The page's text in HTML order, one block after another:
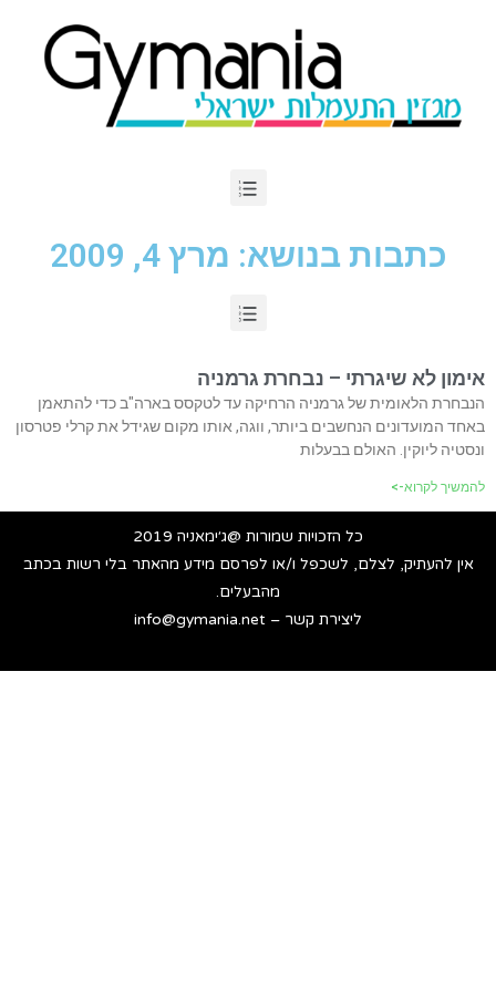
כתבות בנושא: מרץ 4, 2009
אימון לא שיגרתי – נבחרת גרמניה
הנבחרת הלאומית של גרמניה הרחיקה עד לטקסס בארה"ב כדי להתאמן
באחד המועדונים הנחשבים ביותר, ווגה, אותו מקום שגידל את קרלי פטרסון
ונסטיה ליוקין. האולם בבעלות
להמשיך לקרוא->
כל הזכויות שמורות @ג׳ימאניה 2019
אין להעתיק, לצלם, לשכפל ו/או לפרסם מידע מהאתר בלי רשות בכתב
מהבעלים.
ליצירת קשר – info@gymania.net